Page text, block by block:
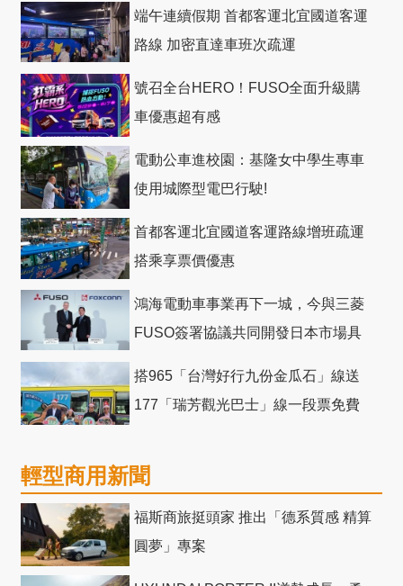
端午連續假期 首都客運北宜國道客運
路線 加密直達車班次疏運
號召全台HERO！FUSO全面升級購
車優惠超有感
電動公車進校園：基隆女中學生專車
使用城際型電巴行駛!
首都客運北宜國道客運路線增班疏運
搭乘享票價優惠
鴻海電動車事業再下一城，今與三菱
FUSO簽署協議共同開發日本市場具
搭965「台灣好行九份金瓜石」線送
177「瑞芳觀光巴士」線一段票免費
輕型商用新聞
福斯商旅挺頭家 推出「德系質感 精算
圓夢」專案